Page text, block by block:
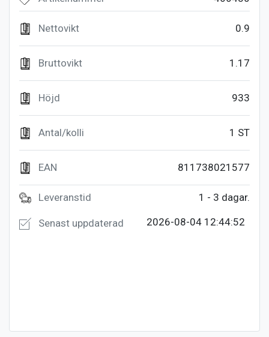
0.9
Nettovikt
1.17
Bruttovikt
933
Höjd
1 ST
Antal/kolli
811738021577
EAN
1 - 3 dagar.
Leveranstid
2026-08-04 12:44:52
Senast uppdaterad